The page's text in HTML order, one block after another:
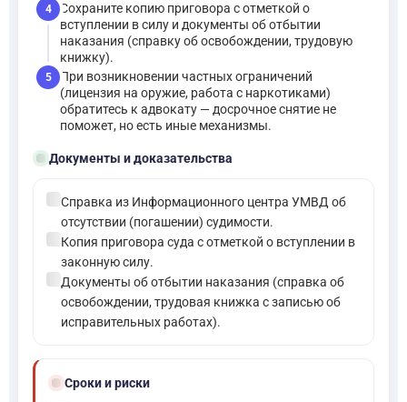
4
Сохраните копию приговора с отметкой о
вступлении в силу и документы об отбытии
наказания (справку об освобождении, трудовую
книжку).
5
При возникновении частных ограничений
(лицензия на оружие, работа с наркотиками)
обратитесь к адвокату — досрочное снятие не
поможет, но есть иные механизмы.
folder_openДокументы и доказательства
Справка из Информационного центра УМВД об
отсутствии (погашении) судимости.
Копия приговора суда с отметкой о вступлении в
законную силу.
Документы об отбытии наказания (справка об
освобождении, трудовая книжка с записью об
исправительных работах).
schedule Сроки и риски